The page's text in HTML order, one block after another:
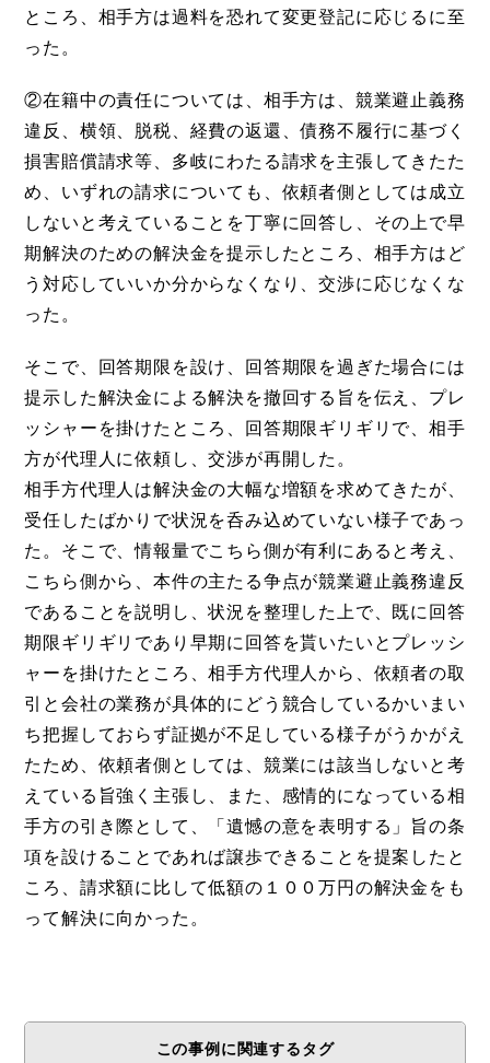
ところ、相手方は過料を恐れて変更登記に応じるに至
った。
②在籍中の責任については、相手方は、競業避止義務
違反、横領、脱税、経費の返還、債務不履行に基づく
損害賠償請求等、多岐にわたる請求を主張してきたた
め、いずれの請求についても、依頼者側としては成立
しないと考えていることを丁寧に回答し、その上で早
期解決のための解決金を提示したところ、相手方はど
う対応していいか分からなくなり、交渉に応じなくな
った。
そこで、回答期限を設け、回答期限を過ぎた場合には
提示した解決金による解決を撤回する旨を伝え、プレ
ッシャーを掛けたところ、回答期限ギリギリで、相手
方が代理人に依頼し、交渉が再開した。
相手方代理人は解決金の大幅な増額を求めてきたが、
受任したばかりで状況を呑み込めていない様子であっ
た。そこで、情報量でこちら側が有利にあると考え、
こちら側から、本件の主たる争点が競業避止義務違反
であることを説明し、状況を整理した上で、既に回答
期限ギリギリであり早期に回答を貰いたいとプレッシ
ャーを掛けたところ、相手方代理人から、依頼者の取
引と会社の業務が具体的にどう競合しているかいまい
ち把握しておらず証拠が不足している様子がうかがえ
たため、依頼者側としては、競業には該当しないと考
えている旨強く主張し、また、感情的になっている相
手方の引き際として、「遺憾の意を表明する」旨の条
項を設けることであれば譲歩できることを提案したと
ころ、請求額に比して低額の１００万円の解決金をも
って解決に向かった。
この事例に関連するタグ